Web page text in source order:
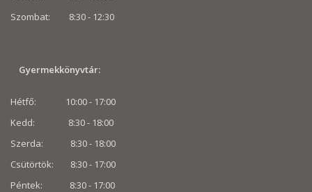
Szombat: 8:30 - 12:30
Gyermekkönyvtár:
Hétfő: 10:00 - 17:00
Kedd: 8:30 - 18:00
Szerda: 8:30 - 18:00
Csütörtök: 8:30 - 17:00
Péntek: 8:30 - 17:00